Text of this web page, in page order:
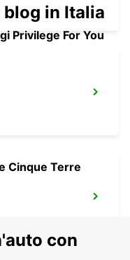
in Italia
Privilege For You
Cinque Terre
con